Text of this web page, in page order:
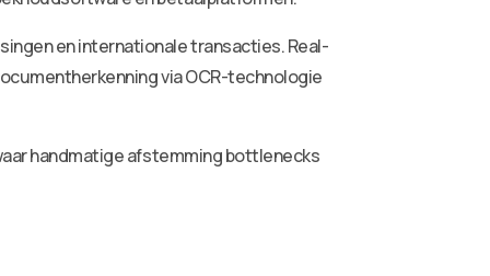
en internationale transacties. Real-
via OCR-technologie
handmatige afstemming bottlenecks